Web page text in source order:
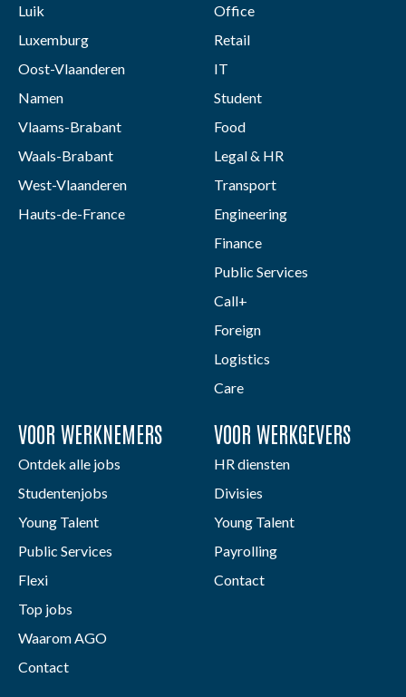
Luik
Luxemburg
Oost-Vlaanderen
Namen
Vlaams-Brabant
Waals-Brabant
West-Vlaanderen
Hauts-de-France
Office
Retail
IT
Student
Food
Legal & HR
Transport
Engineering
Finance
Public Services
Call+
Foreign
Logistics
Care
VOOR WERKNEMERS
Ontdek alle jobs
Studentenjobs
Young Talent
Public Services
Flexi
Top jobs
Waarom AGO
Contact
VOOR WERKGEVERS
HR diensten
Divisies
Young Talent
Payrolling
Contact